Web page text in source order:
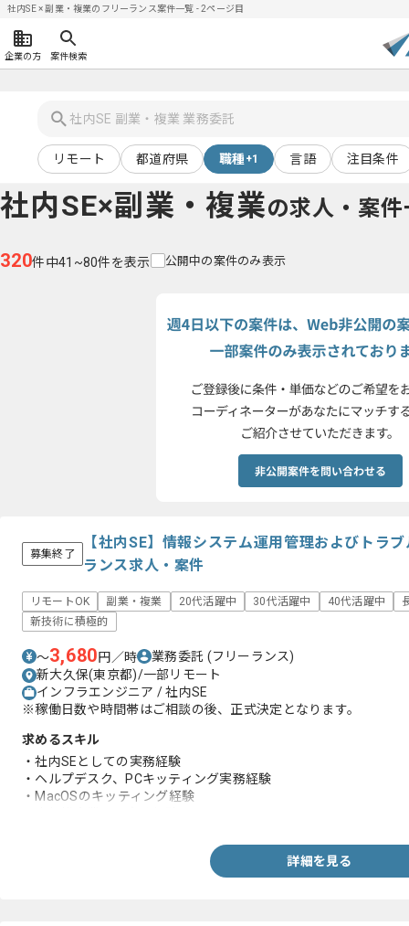
社内SE × 副業・複業のフリーランス案件一覧 - 2ページ目
企業の方 案件検索
リモート 都道府県 職種 +1 言語 注目条件
社内SE×副業・複業の求人・案件
320件中41~80件を表示 公開中の案件のみ表示
募集終了
【社内SE】情報システム運用管理およびトラ
ランス求人・案件
リモートOK 副業・複業 20代活躍中 30代活躍中 40代活躍中
新技術に積極的
〜3,680円／時 業務委託 (フリーランス)
新大久保(東京都)/一部リモート
インフラエンジニア / 社内SE
※稼働日数や時間帯はご相談の後、正式決定となります。
求めるスキル
・社内SEとしての実務経験
・ヘルプデスク、PCキッティング実務経験
・MacOSのキッティング経験
詳細を見る